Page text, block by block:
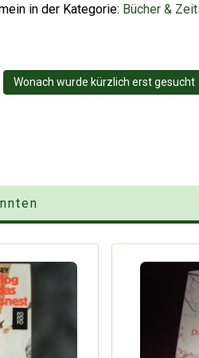
in der Kategorie: Bücher &
Wonach wurde kürzlich erst gesucht